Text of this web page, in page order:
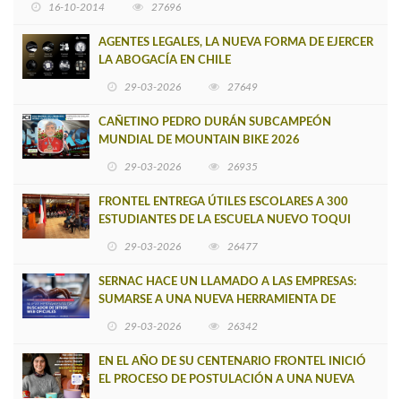
16-10-2014 27696
AGENTES LEGALES, LA NUEVA FORMA DE EJERCER
LA ABOGACÍA EN CHILE
29-03-2026 27649
CAÑETINO PEDRO DURÁN SUBCAMPEÓN
MUNDIAL DE MOUNTAIN BIKE 2026
29-03-2026 26935
FRONTEL ENTREGA ÚTILES ESCOLARES A 300
ESTUDIANTES DE LA ESCUELA NUEVO TOQUI
29-03-2026 26477
SERNAC HACE UN LLAMADO A LAS EMPRESAS:
SUMARSE A UNA NUEVA HERRAMIENTA DE
29-03-2026 26342
EN EL AÑO DE SU CENTENARIO FRONTEL INICIÓ
EL PROCESO DE POSTULACIÓN A UNA NUEVA